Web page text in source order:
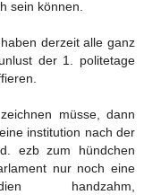
sein können.
derzeit alle ganz
der 1. politetage
müsse, dann
institution nach der
ezb zum hündchen
nur noch eine
handzahm,